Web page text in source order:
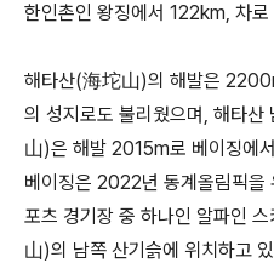
한인촌인 왕징에서 122km, 차
해타산(海坨山)의 해발은
의 성지로도 불리웠으며, 해타
山)은 해발 2015m로 베이징에
베이징은 2022년 동계올림픽을
포츠 경기장 중 하나인 알파인
山)의 남쪽 산기슭에 위치하고